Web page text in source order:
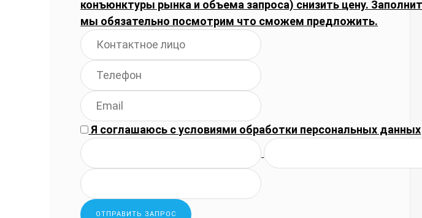
конъюнктуры рынка и объема запроса) снизить цену.
мы обязательно посмотрим что сможем предложить.
Я соглашаюсь сусловиями обработки персональных данных